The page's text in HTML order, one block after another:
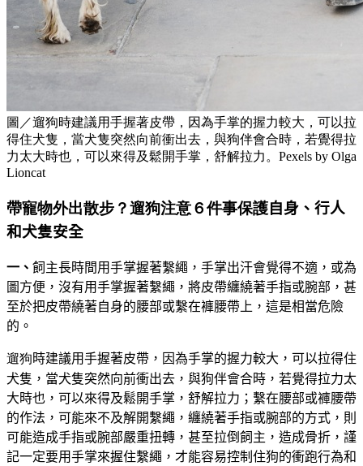
圖／遛狗時建議用手握著皮帶，因為手掌的握力較大，可以拉
得住犬隻，當犬隻突然向前衝出去，與狗伴會合時，若覺得拉
力太大時也，可以來得及鬆開手掌，舒解拉力。Pexels by Olga
Lioncat
帶寵物外出散步？遛狗注意６件事保護自身、行人
和犬隻安全
一、 飼主長時間用手掌握著繫繩，手掌出汗會覺得不適，或為
圖方便，沒有用手掌握著繫繩，將皮帶纏繞著手指或腕部，甚
至於把皮帶繞著自身的腰部或繫在褲腰帶上，這是相當危險
的。
遛狗時建議用手握著皮帶，因為手掌的握力較大，可以拉得住
犬隻 ， 當犬隻突然向前衝出去，與狗伴會合時，若覺得拉力太
大時也，可以來得及鬆開手掌，舒解拉力；繫在腰部或褲腰帶
的作法，可能來不及解開繫繩，纏繞著手指或腕部的方式，則
可能造成手指或腕部嚴重扭轉，甚至拉倒飼主，造成骨折，謹
記一定要用手掌來握住繫繩，才能容易控制住狗的衝跑行為和